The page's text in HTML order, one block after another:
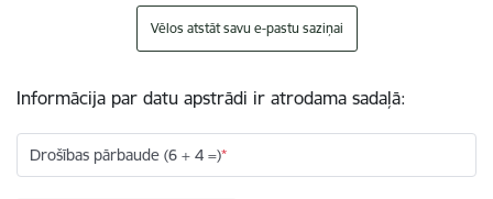
Vēlos atstāt savu e-pastu saziņai
Informācija par datu apstrādi ir atrodama sadaļā:
Drošības pārbaude (6 + 4 =)